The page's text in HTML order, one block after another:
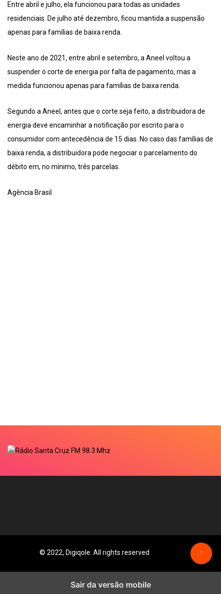
Entre abril e julho, ela funcionou para todas as unidades
residenciais. De julho até dezembro, ficou mantida a suspensão
apenas para famílias de baixa renda.
Neste ano de 2021, entre abril e setembro, a Aneel voltou a
suspender o corte de energia por falta de pagamento, mas a
medida funcionou apenas para famílias de baixa renda.
Segundo a Aneel, antes que o corte seja feito, a distribuidora de
energia deve encaminhar a notificação por escrito para o
consumidor com antecedência de 15 dias. No caso das famílias de
baixa renda, a distribuidora pode negociar o parcelamento do
débito em, no mínimo, três parcelas.
Agência Brasil
© 2022, Digiqole. All rights reserved ↑
Sair da versão mobile